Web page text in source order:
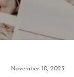
November 10, 2023